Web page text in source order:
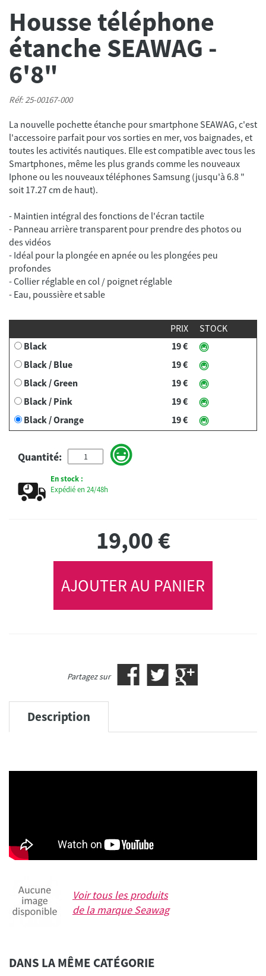
Housse téléphone
étanche SEAWAG -
6'8"
Réf: 25-00167-000
La nouvelle pochette étanche pour smartphone SEAWAG, c'est
l'accessoire parfait pour vos sorties en mer, vos baignades, et
toutes les activités nautiques. Elle est compatible avec tous les
Smartphones, même les plus grands comme les nouveaux
Iphone ou les nouveaux téléphones Samsung (jusqu'à 6.8 "
soit 17.27 cm de haut).
- Maintien intégral des fonctions de l'écran tactile
- Panneau arrière transparent pour prendre des photos ou
des vidéos
- Idéal pour la plongée en apnée ou les plongées peu
profondes
- Collier réglable en col / poignet réglable
- Eau, poussière et sable
PRIX
STOCK
Black
19 €
Black / Blue
19 €
Black / Green
19 €
Black / Pink
19 €
Black / Orange
19 €
Quantité:
En stock :
Expédié en 24/48h
19,00€
AJOUTER AU PANIER
Partagez sur
Description
Voir tous les produits
de la marqueSeawag
DANS LA MÊME CATÉGORIE